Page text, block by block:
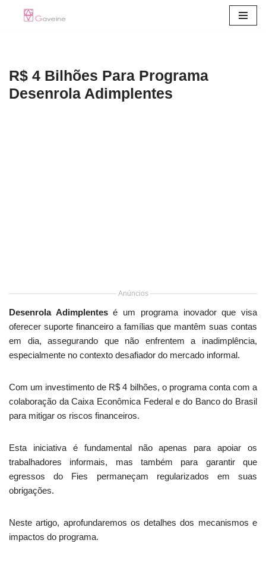
conteúdo
R$ 4 Bilhões Para Programa
Desenrola Adimplentes
Anúncios
Desenrola Adimplentesé um programa inovador que visa
oferecer suporte financeiro a famílias que mantêm suas contas
em dia, assegurando que não enfrentem a inadimplência,
especialmente no contexto desafiador do mercado informal.
Com um investimento de R$ 4 bilhões, o programa conta com a
colaboração da Caixa Econômica Federal e do Banco do Brasil
para mitigar os riscos financeiros.
Esta iniciativa é fundamental não apenas para apoiar os
trabalhadores informais, mas também para garantir que
egressos do Fies permaneçam regularizados em suas
obrigações.
Neste artigo, aprofundaremos os detalhes dos mecanismos e
impactos do programa.